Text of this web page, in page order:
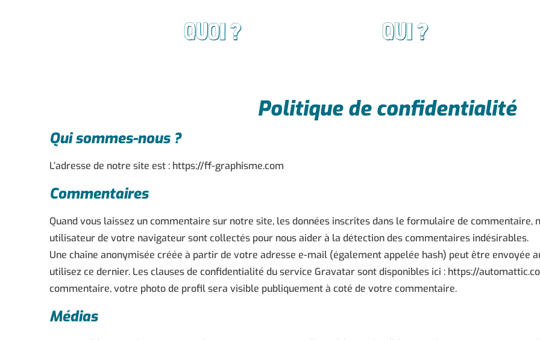
QUOI ? QUI ?
Politique de confidentialité
Qui sommes-nous ?
L’adresse de notre site est : https://ff-graphisme.com
Commentaires
Quand vous laissez un commentaire sur notre site, les données inscrites dans le formulaire de commentaire,
utilisateur de votre navigateur sont collectés pour nous aider à la détection des commentaires indésirables.
Une chaîne anonymisée créée à partir de votre adresse e-mail (également appelée hash) peut être envoyée
utilisez ce dernier. Les clauses de confidentialité du service Gravatar sont disponibles ici : https://
commentaire, votre photo de profil sera visible publiquement à coté de votre commentaire.
Médias